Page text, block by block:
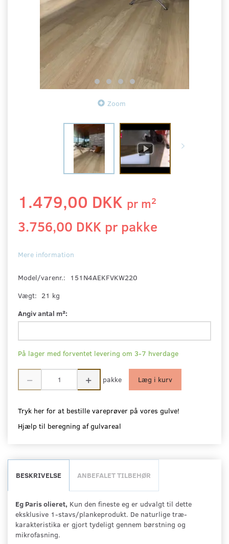
Zoom
1.479,00 DKK pr m2
3.756,00 DKK pr pakke
Mere information
Model/varenr.:
151N4AEKFVKW220
Vægt: 21 kg
Angiv antal m²:
På lager med forventet levering om 3-7 hverdage
pakke Læg i kurv
Tryk her for at bestille vareprøver på vores gulve!
Hjælp til beregning af gulvareal
BESKRIVELSE ANBEFALET TILBEHØR
Eg Paris olieret, Kun den fineste eg er udvalgt til dette
eksklusive 1-stavs/plankeprodukt. De naturlige træ-
karakteristika er gjort tydeligt gennem børstning og
mikrofasning.